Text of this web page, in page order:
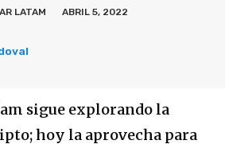
LATAM ABRIL 5, 2022
sigue explorando la
hoy la aprovecha para